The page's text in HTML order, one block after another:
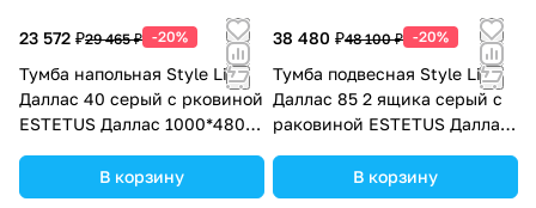
23 572 ₽29 465 ₽ -20%
Тумба напольная Style Line
Даллас 40 серый с рковиной
ESTETUS Даллас 1000*480
В корзину
38 480 ₽48 100 ₽ -20%
Тумба подвесная Style Line
Даллас 85 2 ящика серый с
раковиной ESTETUS Даллас
В корзину